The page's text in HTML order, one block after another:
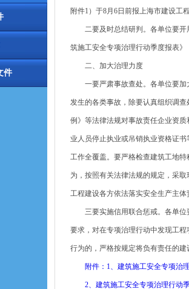
件
附件1）于8月6日前报上海市建设工
二要及时总结研判。各单位要开
筑施工安全专项治理行动季度报表
二、加大治理力度
一要严肃事故查处。各单位要加
发生的各类事故，除要认真组织调
例》等法律法规对事故责任企业资
业人员停止执业或吊销执业资格证
工作全覆盖。要严格检查建筑工地
为，按照有关法律法规的规定，采
工程建设各方依法落实安全生产主体
三要实施信用联合惩戒。各单位
要求，对在专项治理行动中发现工
行为的，严格按规定将负有责任的
附件：1、建筑施工安全专项治
2、建筑施工安全专项治理行动